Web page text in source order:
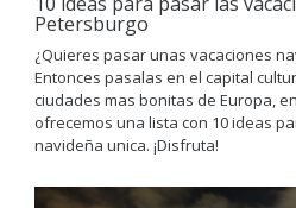
Petersburgo
¿Quieres pasar unas vacaciones
Entonces pasalas en el capital
ciudades mas bonitas de Europa,
ofrecemos una lista con 10 ideas
navideña unica. ¡Disfruta!